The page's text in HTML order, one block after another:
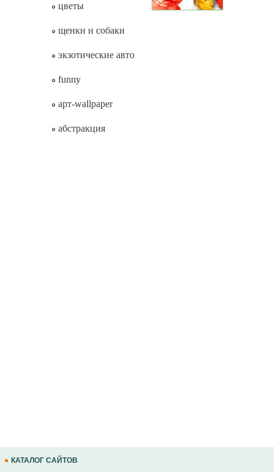
цветы
щенки и собаки
экзотические авто
funny
арт-wallpaper
абстракция
КАТАЛОГ САЙТОВ